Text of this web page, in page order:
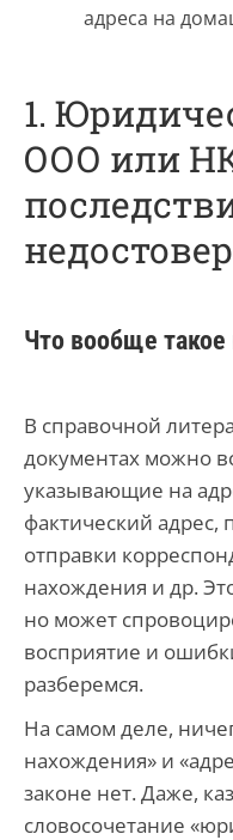
адреса на
1.
ООО или
Что вообще
В справочной
документах можно
указывающие на
фактический адрес,
отправки
нахождения и др.
но может
восприятие и
разберемся.
На самом деле,
нахождения» и
законе нет. Даже,
словосочетание